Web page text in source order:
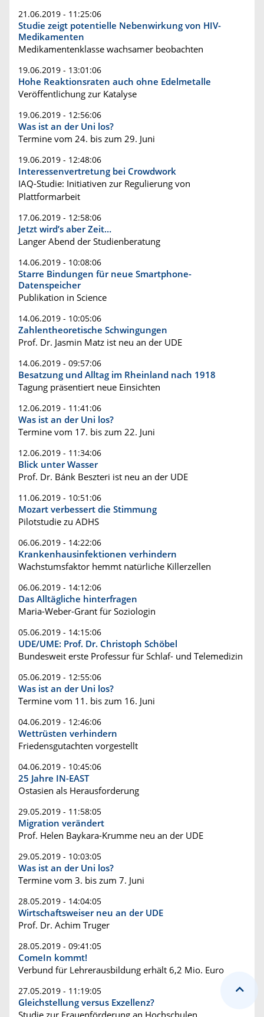
21.06.2019 - 11:25:06
Studie zeigt potentielle Nebenwirkung von HIV-
Medikamenten
Medikamentenklasse wachsamer beobachten
19.06.2019 - 13:01:06
Hohe Reaktionsraten auch ohne Edelmetalle
Veröffentlichung zur Katalyse
19.06.2019 - 12:56:06
Was ist an der Uni los?
Termine vom 24. bis zum 29. Juni
19.06.2019 - 12:48:06
Interessenvertretung bei Crowdwork
IAQ-Studie: Initiativen zur Regulierung von
Plattformarbeit
17.06.2019 - 12:58:06
Jetzt wird’s aber Zeit…
Langer Abend der Studienberatung
14.06.2019 - 10:08:06
Starre Bindungen für neue Smartphone-
Datenspeicher
Publikation in Science
14.06.2019 - 10:05:06
Zahlentheoretische Schwingungen
Prof. Dr. Jasmin Matz ist neu an der UDE
14.06.2019 - 09:57:06
Besatzung und Alltag im Rheinland nach 1918
Tagung präsentiert neue Einsichten
12.06.2019 - 11:41:06
Was ist an der Uni los?
Termine vom 17. bis zum 22. Juni
12.06.2019 - 11:34:06
Blick unter Wasser
Prof. Dr. Bánk Beszteri ist neu an der UDE
11.06.2019 - 10:51:06
Mozart verbessert die Stimmung
Pilotstudie zu ADHS
06.06.2019 - 14:22:06
Krankenhausinfektionen verhindern
Wachstumsfaktor hemmt natürliche Killerzellen
06.06.2019 - 14:12:06
Das Alltägliche hinterfragen
Maria-Weber-Grant für Soziologin
05.06.2019 - 14:15:06
UDE/UME: Prof. Dr. Christoph Schöbel
Bundesweit erste Professur für Schlaf- und Telemedizin
05.06.2019 - 12:55:06
Was ist an der Uni los?
Termine vom 11. bis zum 16. Juni
04.06.2019 - 12:46:06
Wettrüsten verhindern
Friedensgutachten vorgestellt
04.06.2019 - 10:45:06
25 Jahre IN-EAST
Ostasien als Herausforderung
29.05.2019 - 11:58:05
Migration verändert
Prof. Helen Baykara-Krumme neu an der UDE
29.05.2019 - 10:03:05
Was ist an der Uni los?
Termine vom 3. bis zum 7. Juni
28.05.2019 - 14:04:05
Wirtschaftsweiser neu an der UDE
Prof. Dr. Achim Truger
28.05.2019 - 09:41:05
ComeIn kommt!
Verbund für Lehrerausbildung erhält 6,2 Mio. Euro
27.05.2019 - 11:19:05
Gleichstellung versus Exzellenz?